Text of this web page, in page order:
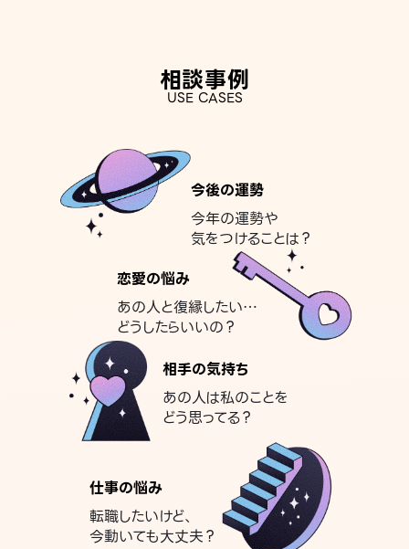
相談事例
USE CASES
今後の運勢
今年の運勢や
気をつけることは？
恋愛の悩み
あの人と復縁したい…
どうしたらいいの？
相手の気持ち
あの人は私のことを
どう思ってる？
仕事の悩み
転職したいけど、
今動いても大丈夫？